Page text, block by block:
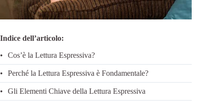
Indice dell’articolo:
Cos’è la Lettura Espressiva?
Perché la Lettura Espressiva è Fondamentale?
Gli Elementi Chiave della Lettura Espressiva